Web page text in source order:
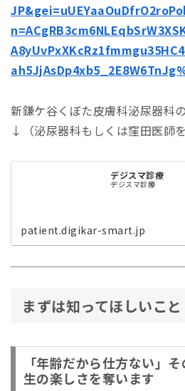
新鎌ケ谷くぼた皮膚科泌尿器科
↓（泌尿器科もしくは窪田医師
デジスマ診療
デジスマ診療
patient.digikar-smart.jp
まずは知ってほしいこと
「年齢だから仕方ない」
生の楽しさを奪います